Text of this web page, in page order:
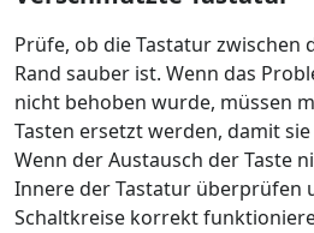
Prüfe, ob die Tastatur zwischen
Rand sauber ist. Wenn das
nicht behoben wurde, müssen
Tasten ersetzt werden, damit
Wenn der Austausch der Taste
Innere der Tastatur überprüfen
Schaltkreise korrekt